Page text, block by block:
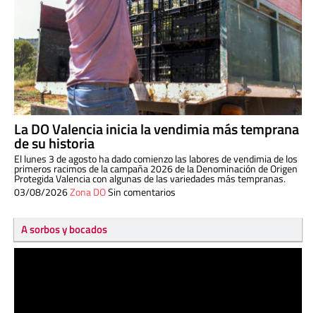
La DO Valencia inicia la vendimia más temprana
de su historia
El lunes 3 de agosto ha dado comienzo las labores de vendimia de los
primeros racimos de la campaña 2026 de la Denominación de Origen
Protegida Valencia con algunas de las variedades más tempranas.
03/08/2026Zona DOSin comentarios
A sorbos y bocados